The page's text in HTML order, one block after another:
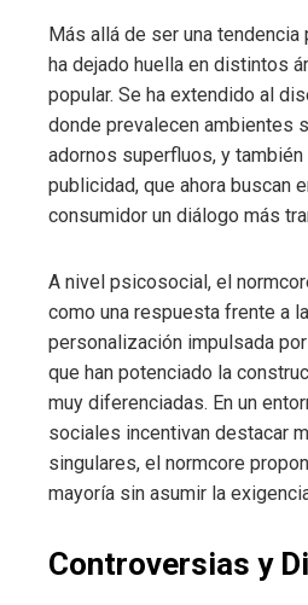
Más allá de ser una tendencia
ha dejado huella en distintos
popular. Se ha extendido al
donde prevalecen ambientes
adornos superfluos, y
publicidad, que ahora buscan
consumidor un diálogo más
A nivel psicosocial, el
como una respuesta frente a
personalización impulsada
que han potenciado la
muy diferenciadas. En un
sociales incentivan destacar
singulares, el normcore
mayoría sin asumir la
Controversias y